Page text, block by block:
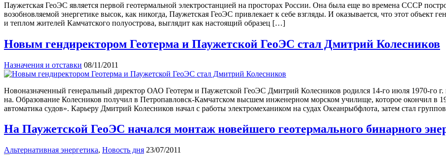
Паужетская ГеоЭС является первой геотермальной электростанцией на просторах России. Она была еще во времена СССР
возобновляемой энергетике высок, как никогда, Паужетская ГеоЭС привлекает к себе взгляды. И оказывается, что этот
и теплом жителей Камчатского полуострова, выглядит как настоящий образец […]
Новым гендиректором Геотерма и Паужетской ГеоЭС стал Дмитрий Колесников
Назначения и отставки 08/11/2011
Новоназначенный генеральный директор ОАО Геотерм и Паужетской ГеоЭС Дмитрий Колесников родился 14-го июля 1970-го г.
на. Образование Колесников получил в Петропавловск-Камчатском высшем инженерном морском училище, которое окончил в
автоматика судов». Карьеру Дмитрий Колесников начал с работы электромехаником на судах Океанрыбфлота, затем стал
На Паужетской ГеоЭС начался монтаж новейшего геотермального бинарного
Альтернативная энергетика, Новость дня 23/07/2011